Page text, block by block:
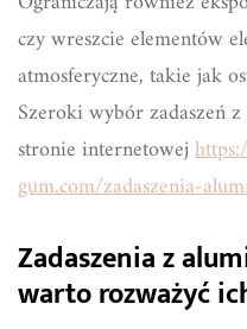
czy wreszcie elementów
atmosferyczne, takie jak
Szeroki wybór zadaszeń
stronie internetowej
gum.com/zadaszenia-
Zadaszenia z
warto rozważyć